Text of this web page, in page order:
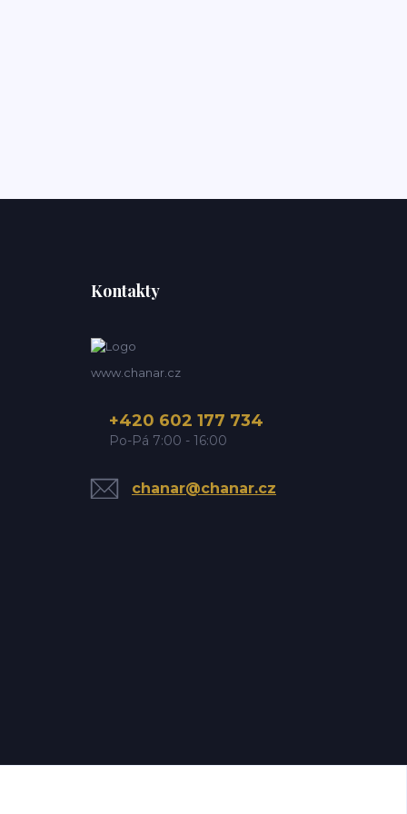
Kontakty
www.chanar.cz
+420 602 177 734
Po-Pá 7:00 - 16:00
chanar@chanar.cz